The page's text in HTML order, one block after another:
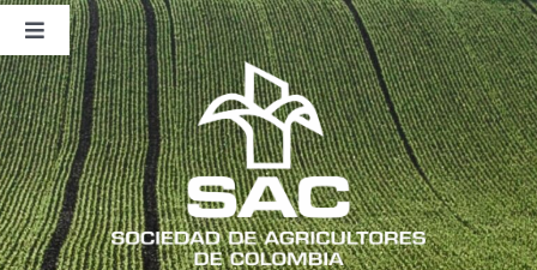
Saltar
contenido
Toggle
Navigation
Nosotros
Publicaciones
Sala de Prensa
Eventos